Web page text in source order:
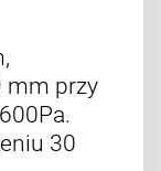
mm przy
30